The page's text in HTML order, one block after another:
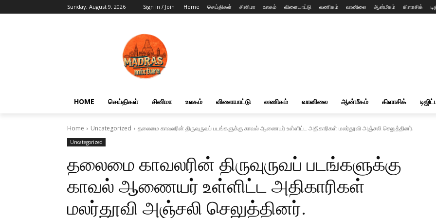
Sunday, August 9, 2026 Sign in / Join Home செய்திகள் சினிமா உலகம் விளையாட்டு வணிகம் வானிலை ஆன்மீகம் கிளாசிக்
HOME செய்திகள் சினிமா உலகம் விளையாட்டு வணிகம் வானிலை ஆன்மீகம் கிளாசிக்
Home Uncategorized தலைமை காவலரின் திருவுருவப் படங்களுக்கு காவல் ஆணையர் உள்ளிட்ட அதிகாரிகள் மலர்தூவி அஞ்சலி செலுத்தினர்.
Uncategorized
தலைமை காவலரின் திருவுருவப் படங்களுக்கு
காவல் ஆணையர் உள்ளிட்ட அதிகாரிகள்
மலர்தூவி அஞ்சலி செலுத்தினர்.